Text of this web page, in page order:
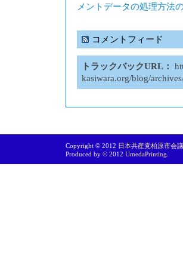
メントデータの処理方法
コメントフィード
トラックバックURL：
kasiwara.org/blog/
Copyright © 2012 日本共産党柏原市会
Produced by © 2012 UmedaPrinting